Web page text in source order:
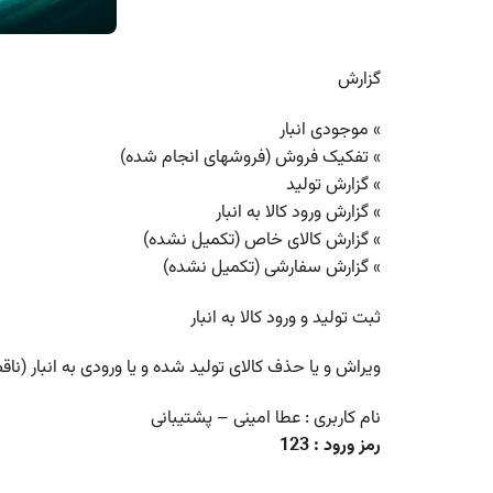
گزارش
» موجودی انبار
» تفکیک فروش (فروشهای انجام شده)
» گزارش تولید
» گزارش ورود کالا به انبار
» گزارش کالای خاص (تکمیل نشده)
» گزارش سفارشی (تکمیل نشده)
ثبت تولید و ورود کالا به انبار
ویراش و یا حذف کالای تولید شده و یا ورودی به انبار
نام کاربری : عطا امینی – پشتیبانی
رمز ورود : 123